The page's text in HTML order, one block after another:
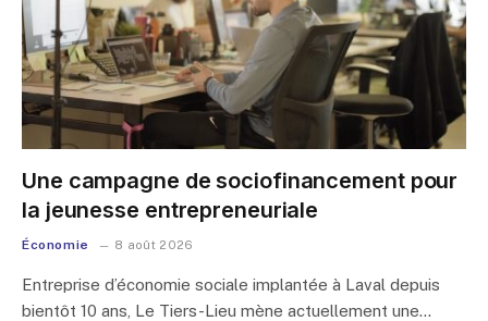
Une campagne de sociofinancement pour
la jeunesse entrepreneuriale
Économie 8 août 2026
Entreprise d’économie sociale implantée à Laval depuis
bientôt 10 ans, Le Tiers-Lieu mène actuellement une…